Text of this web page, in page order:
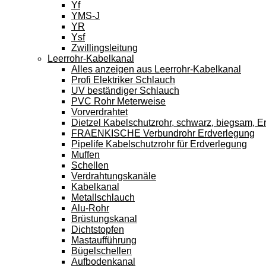
Yf
YMS-J
YR
Ysf
Zwillingsleitung
Leerrohr-Kabelkanal
Alles anzeigen aus Leerrohr-Kabelkanal
Profi Elektriker Schlauch
UV beständiger Schlauch
PVC Rohr Meterweise
Vorverdrahtet
Dietzel Kabelschutzrohr, schwarz, biegsam,
FRAENKISCHE Verbundrohr Erdverlegung
Pipelife Kabelschutzrohr für Erdverlegung
Muffen
Schellen
Verdrahtungskanäle
Kabelkanal
Metallschlauch
Alu-Rohr
Brüstungskanal
Dichtstopfen
Mastaufführung
Bügelschellen
Aufbodenkanal